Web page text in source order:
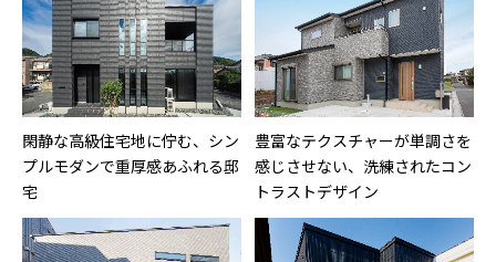
閑静な高級住宅地に佇む、シン
プルモダンで重厚感あふれる邸
宅
豊富なテクスチャーが単調さを
感じさせない、洗練されたコン
トラストデザイン